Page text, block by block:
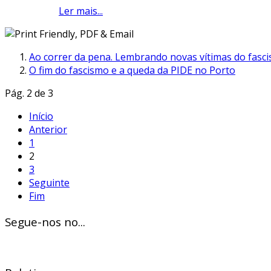
Ler mais...
Ao correr da pena. Lembrando novas vítimas do
O fim do fascismo e a queda da PIDE no Porto
Pág. 2 de 3
Início
Anterior
1
2
3
Seguinte
Fim
Segue-nos no...